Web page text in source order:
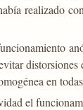
realizado
en
el